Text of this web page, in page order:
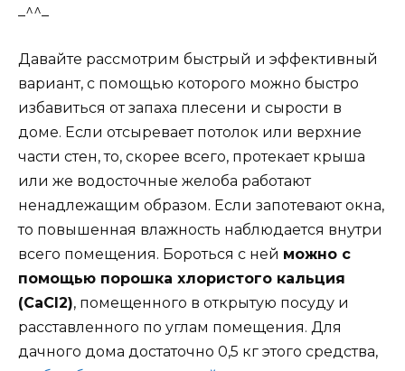
_^^_
Давайте рассмотрим быстрый и эффективный
вариант, с помощью которого можно быстро
избавиться от запаха плесени и сырости в
доме. Если отсыревает потолок или верхние
части стен, то, скорее всего, протекает крыша
или же водосточные желоба работают
ненадлежащим образом. Если запотевают окна,
то повышенная влажность наблюдается внутри
всего помещения. Бороться с ней можно с
помощью порошка хлористого кальция
(CaCl2), помещенного в открытую посуду и
расставленного по углам помещения. Для
дачного дома достаточно 0,5 кг этого средства,